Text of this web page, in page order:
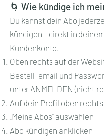
🌀 Wie kündige ich
Du kannst dein Abo
kündigen – direkt in deinem
Kundenkonto.
Oben rechts auf der
Bestell-email und
unter ANMELDEN (nicht
Auf dein Profil oben
„Meine Abos“ auswählen
Abo kündigen anklicken